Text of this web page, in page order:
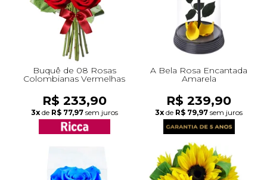
Buquê de 08 Rosas
Colombianas Vermelhas
R$ 233,90
3x de R$ 77,97 sem juros
A Bela Rosa Encantada
Amarela
R$ 239,90
3x de R$ 79,97 sem juros